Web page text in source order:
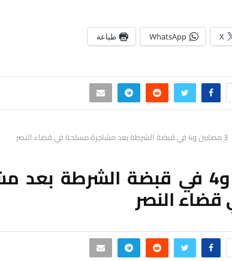
X
WhatsApp طباعة
3 مصابين و4 في قبضة الشرطة بعد مشاجرة مسلحة في قضاء النصر
3 مصابين و4 في قبضة الشرطة
النصر